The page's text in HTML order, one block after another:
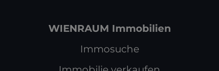
WIENRAUM Immobilien
Immosuche